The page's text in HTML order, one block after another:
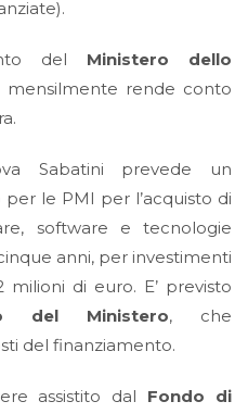
del Ministero dello
mensilmente rende conto
Sabatini prevede un
per le PMI per l’acquisto di
software e tecnologie
anni, per investimenti
di euro. E’ previsto
del Ministero, che
del finanziamento.
assistito dal Fondo di